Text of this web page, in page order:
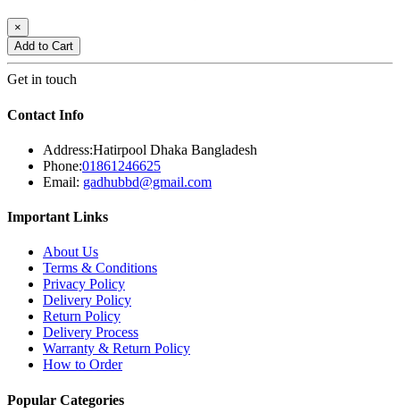
×
Add to Cart
Get in touch
Contact Info
Address:Hatirpool Dhaka Bangladesh
Phone:01861246625
Email: gadhubbd@gmail.com
Important Links
About Us
Terms & Conditions
Privacy Policy
Delivery Policy
Return Policy
Delivery Process
Warranty & Return Policy
How to Order
Popular Categories